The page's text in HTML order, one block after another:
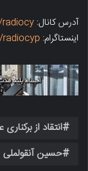
آدرس کانال:
اینستاگرام:
انتقاد از
حسین آنقولملی